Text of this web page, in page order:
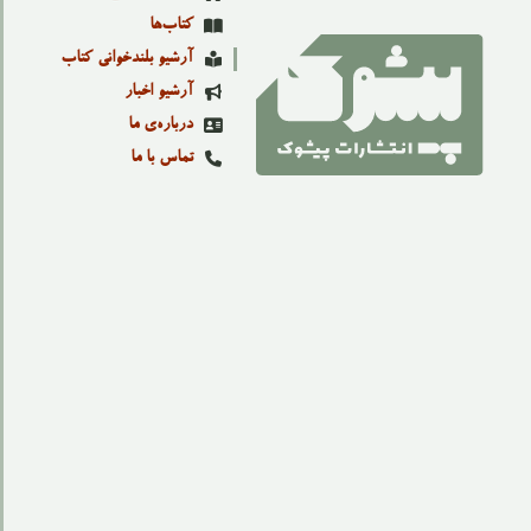
کتاب‌ها
آرشیو بلندخوانی کتاب
آرشیو اخبار
درباره‌ی ما
تماس با ما